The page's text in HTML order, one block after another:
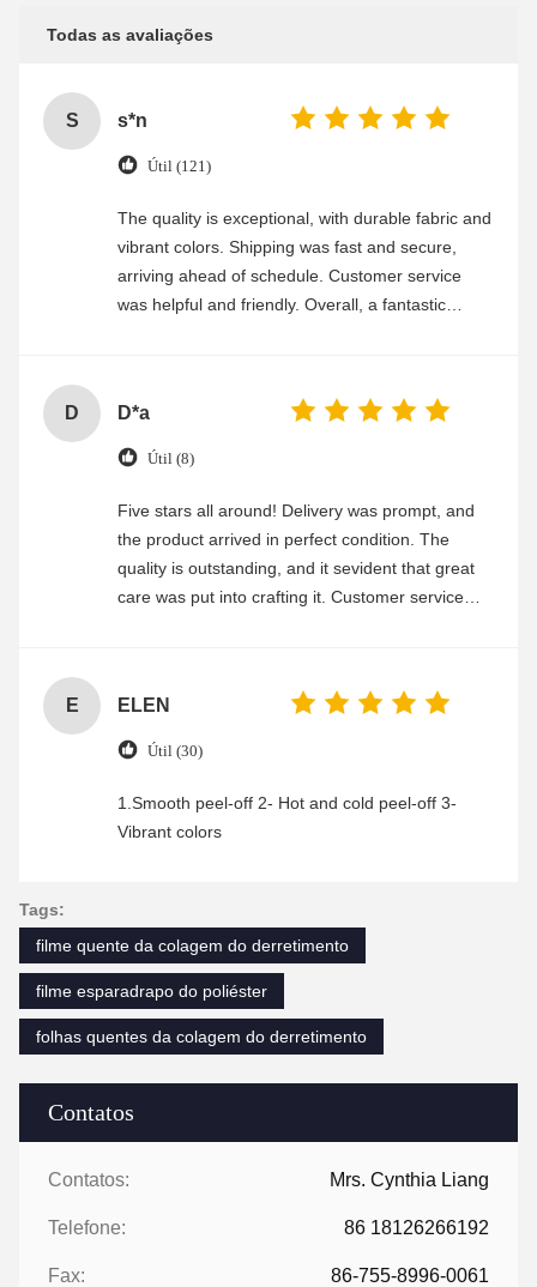
Contatos
Contatos: Mrs. Cynthia Liang
Telefone: 86 18126266192
Fax: 86-755-8996-0061
Todas as avaliações
S s*n
Útil (121)
The quality is exceptional, with durable fabric and
vibrant colors. Shipping was fast and secure,
arriving ahead of schedule. Customer service
was helpful and friendly. Overall, a fantastic
D D*a
Útil (8)
Five stars all around! Delivery was prompt, and
the product arrived in perfect condition. The
quality is outstanding, and it sevident that great
care was put into crafting it. Customer service
E ELEN
Útil (30)
1.Smooth peel-off 2- Hot and cold peel-off 3-
Vibrant colors
Tags:
filme quente da colagem do derretimento
filme esparadrapo do poliéster
folhas quentes da colagem do derretimento